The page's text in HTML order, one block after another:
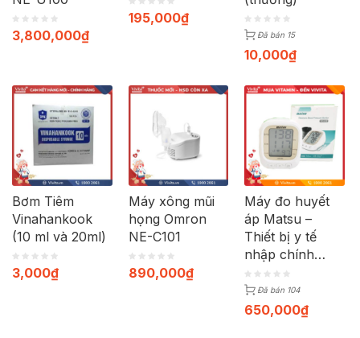
3,800,000₫
195,000₫
Đã bán 15
10,000₫
Bơm Tiêm
Vinahankook
(10 ml và 20ml)
3,000₫
Máy xông mũi
họng Omron
NE-C101
890,000₫
Máy đo huyết
áp Matsu –
Thiết bị y tế
nhập chính
hãng từ Nhật
Đã bán 104
650,000₫